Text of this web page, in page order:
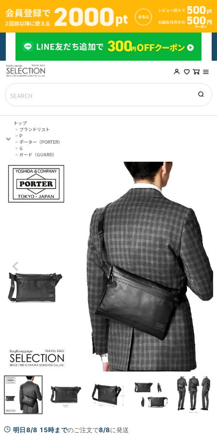
トップ
ブランドリスト
P
ポーター（PORTER）
G
ガード（GUARD）
明日8/8 15時までのご注文で8/8に発送